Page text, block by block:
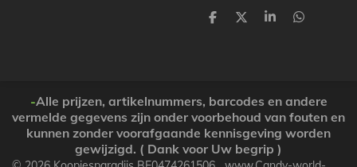
P
e
P
e
P
e
P
e
-Alle prijzen, artikelnummers, barcodes en andere
vermelde gegevens zijn onder voorbehoud van fouten en
kunnen zonder voorafgaande kennisgeving worden
gewijzigd. ( Dank voor Uw begrip )